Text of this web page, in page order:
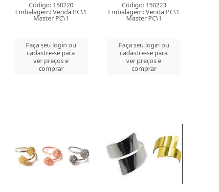
Código: 150220
Embalagem: Venda PC\1
Master PC\1
Faça seu login ou
cadastre-se para
ver preços e
comprar
Código: 150223
Embalagem: Venda PC\1
Master PC\1
Faça seu login ou
cadastre-se para
ver preços e
comprar